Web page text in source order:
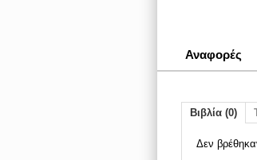
Αναφορές
Βιβλία (0)
Δεν